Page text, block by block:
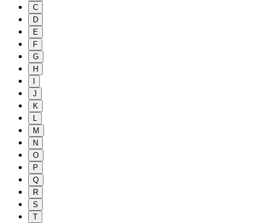
C
D
E
F
G
H
J
K
M
N
O
P
Q
R
S
T